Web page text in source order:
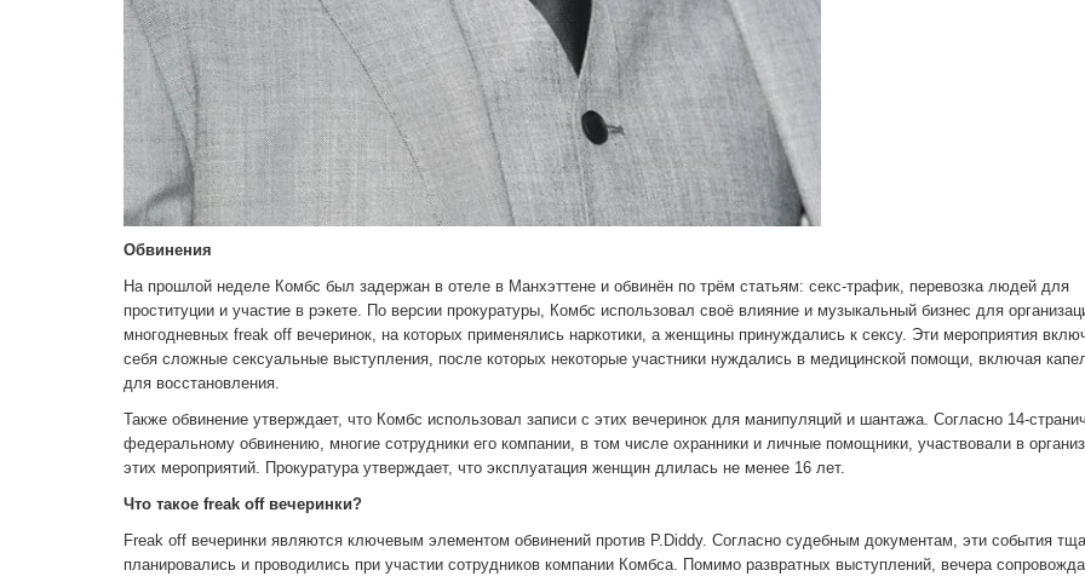
Обвинения
На прошлой неделе Комбс был задержан в отеле в Манхэттене и обвинён по трём статьям: секс-трафик, перевозка людей для
проституции и участие в рэкете. По версии прокуратуры, Комбс использовал своё влияние и музыкальный бизнес для
многодневных freak off вечеринок, на которых применялись наркотики, а женщины принуждались к сексу. Эти мероприятия
себя сложные сексуальные выступления, после которых некоторые участники нуждались в медицинской помощи, включая
для восстановления.
Также обвинение утверждает, что Комбс использовал записи с этих вечеринок для манипуляций и шантажа. Согласно 14-
федеральному обвинению, многие сотрудники его компании, в том числе охранники и личные помощники, участвовали в
этих мероприятий. Прокуратура утверждает, что эксплуатация женщин длилась не менее 16 лет.
Что такое freak off вечеринки?
Freak off вечеринки являются ключевым элементом обвинений против P.Diddy. Согласно судебным документам, эти события
планировались и проводились при участии сотрудников компании Комбса. Помимо развратных выступлений, вечера